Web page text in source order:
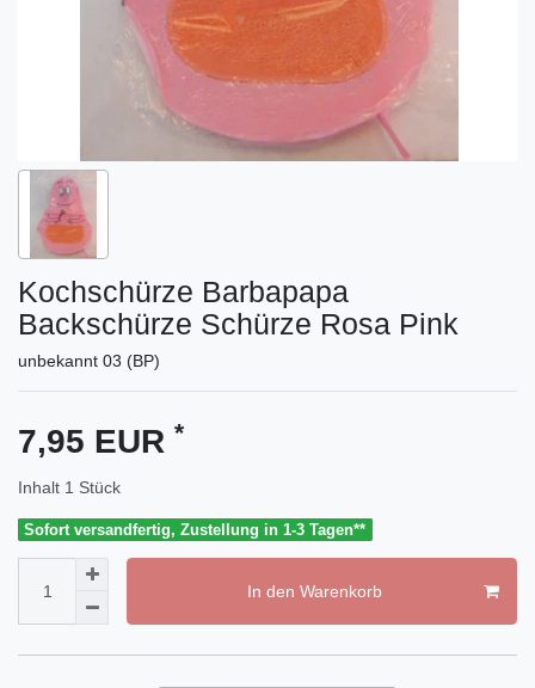
Kochschürze Barbapapa
Backschürze Schürze Rosa Pink
unbekannt 03 (BP)
7,95 EUR *
Inhalt 1 Stück
Sofort versandfertig, Zustellung in 1-3 Tagen**
In den Warenkorb